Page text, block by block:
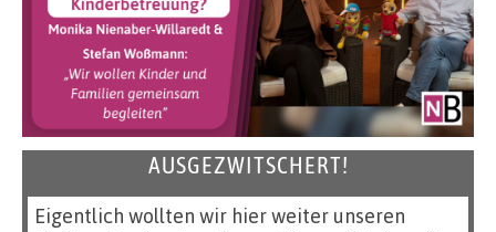
AUSGEZWITSCHERT!
Eigentlich wollten wir hier weiter unseren